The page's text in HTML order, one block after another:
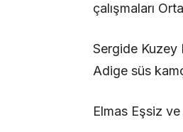
çalışmaları
Sergide Kuzey
Adige süs
Elmas Eşsiz